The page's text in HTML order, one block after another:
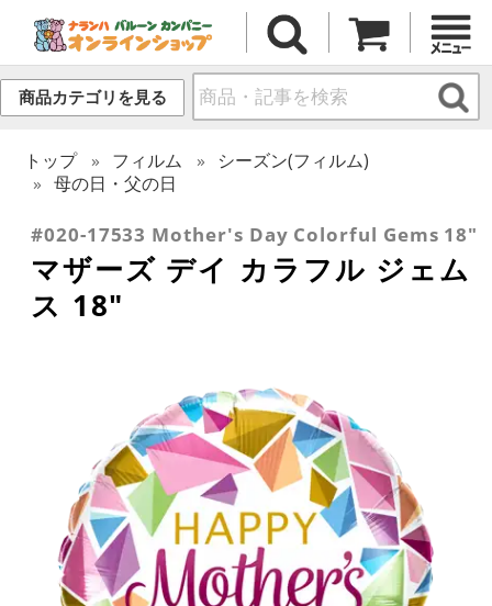
商品カテゴリを見る
トップ フィルム
シーズン(フィルム)
母の日・父の日
#020-17533 Mother's Day Colorful Gems 18"
マザーズ デイ カラフル ジェム
ス 18"